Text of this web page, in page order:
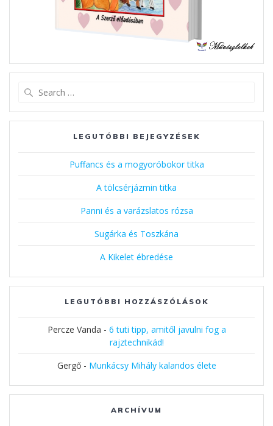
LEGUTÓBBI BEJEGYZÉSEK
Puffancs és a mogyoróbokor titka
A tölcsérjázmin titka
Panni és a varázslatos rózsa
Sugárka és Toszkána
A Kikelet ébredése
LEGUTÓBBI HOZZÁSZÓLÁSOK
Percze Vanda - 6 tuti tipp, amitől javulni fog a
rajztechnikád!
Gergő- Munkácsy Mihály kalandos élete
ARCHÍVUM